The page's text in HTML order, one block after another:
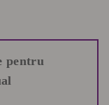
pentru